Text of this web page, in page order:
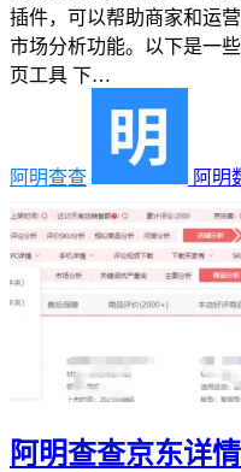
插件，可以帮助商家和运
市场分析功能。以下是一
页工具 下…
阿明查查 阿明
阿明查查京东详